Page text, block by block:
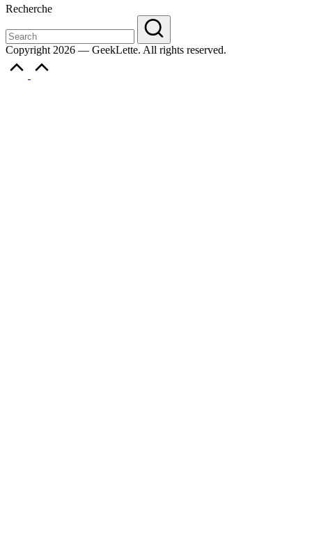
Recherche
Copyright 2026 — GeekLette. All rights reserved.